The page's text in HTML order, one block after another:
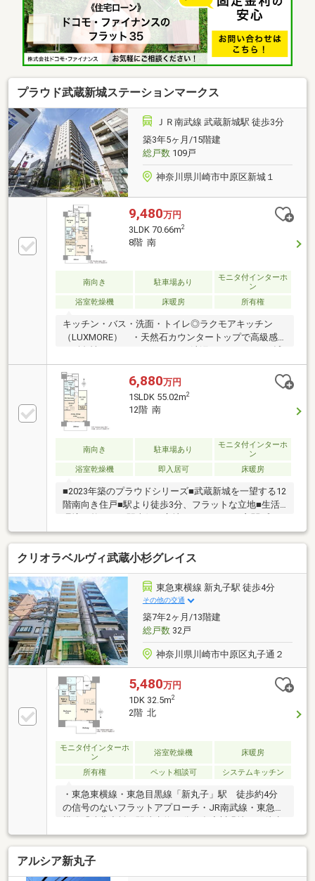
式！家事をしながらリビングが見渡せます■2面採光で
明るく開放感のあるリビングは約17.4帖のゆとりある
広さ■2部屋にWICを設置、収納欲のある間取りですご
見学のご希望、資料請求、ご質問などなど、お気軽に
まずはお問い合わせください♪【 フリーダイヤル：
プラウド武蔵新城ステーションマークス
ＪＲ南武線 武蔵新城駅 徒歩3分
築3年5ヶ月/15階建
総戸数109戸
神奈川県川崎市中原区新城１
9,480万円
3LDK 70.66m2
8階 南
南向き 駐車場あり
モニタ付インターホ
ン
浴室乾燥機
床暖房 所有権
キッチン・バス・洗面・トイレ◎ラクモアキッチン
（LUXMORE） ・天然石カウンタートップで高級感
き、マグネット収納も可能 ・スライド収納（ソフト
クローズ付）で静かに開閉 ・食器洗い乾燥機、浄水
機能付シャワー水栓、ディスポーザ標準装備◎魔法び
ん浴槽◎カラリ床◎洗面化粧台 ・三面鏡収納（裏コ
ンセント・ティッシュボックス入れ・ヘルスメーター
収納） ・ボウル一体型カウンター ・リネン庫や扉
裏3連フックなど収納充実◎トイレ ・手洗いカウン
6,880万円
1SLDK 55.02m2
12階 南
南向き 駐車場あり
モニタ付インターホ
ン
浴室乾燥機
即入居可 床暖房
■2023年築のプラウドシリーズ■武蔵新城を一望する12
階南向き住戸■駅より徒歩3分、フラットな立地■生活
ン■環境省採択「高層ZEH-M Oriented支援事業」■商業
一体 スーパーまで1分という便利な暮らし■自転車置
き場：敷地内に自転車置場を200％（218台）設置 雨
に濡れづらいよう、1階に配置（1階に住戸はありませ
ん）■雨に濡れずに24時間ゴミ出し可能■新提案「エア
コン付ヒートポンプ式」温水式床暖房を導入
クリオラベルヴィ武蔵小杉グレイス
東急東横線 新丸子駅 徒歩4分
その他の交通
築7年2ヶ月/13階建
総戸数32戸
神奈川県川崎市中原区丸子通２
5,480万円
1DK 32.5m2
2階 北
モニタ付インターホ
ン
浴室乾燥機 床暖房
所有権 ペット相談可 システムキッチン
・東急東横線・東急目黒線「新丸子」駅 徒歩約4分
の信号のないフラットアプローチ・JR南武線・東急東
約10分・2019年7月築・室内コンディション良好・専
有面積32.5m2・1LDK+WIC+SC・北向き2階角部屋住
戸・収納の多い間取り・床暖房・24時間ゴミ出し可
能・二重床・二重天井・浴室に窓有り・宅配ボック
アルシア新丸子